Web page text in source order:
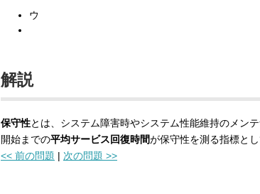
ウ
解説
保守性とは、システム障害時やシステム性能維持のメン
開始までの平均サービス回復時間が保守性を測る指標とし
<< 前の問題 | 次の問題 >>